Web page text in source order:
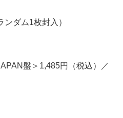
ンダム1枚封入）
盤＞1,485円（税込）／